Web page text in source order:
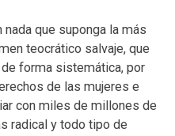
que suponga la más
teocrático salvaje, que
forma sistemática, por
de las mujeres e
con miles de millones de
radical y todo tipo de